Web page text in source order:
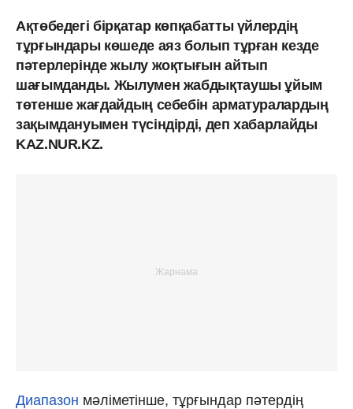
Ақтөбедегі бірқатар көпқабатты үйлердің
тұрғындары көшеде аяз болып тұрған кезде
пәтерлерінде жылу жоқтығын айтып
шағымданды. Жылумен жабдықтаушы ұйым
төтенше жағдайдың себебін арматуралардың
зақымдануымен түсіндірді, деп хабарлайды
KAZ.NUR.KZ.
Диапазон мәліметінше, тұрғындар пәтердің